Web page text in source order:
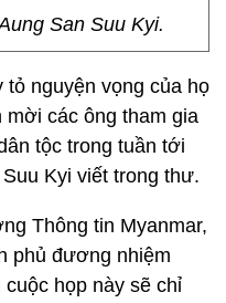
San Suu Kyi.
nguyện vọng của họ
các ông tham gia
tộc trong tuần tới
Kyi viết trong thư.
Thông tin Myanmar,
phủ đương nhiệm
họp này sẽ chỉ